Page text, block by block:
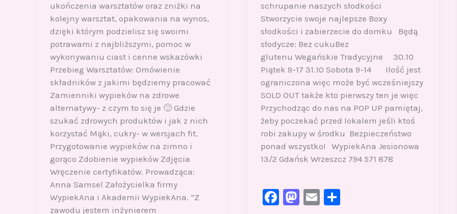
ukończenia warsztatów oraz zniżki na
kolejny warsztat, opakowania na wynos,
dzięki którym podzielisz się swoimi
potrawami z najbliższymi, pomoc w
wykonywaniu ciast i cenne wskazówki
Przebieg Warsztatów: Omówienie
składników z jakimi będziemy pracować
Zamienniki wypieków na zdrowe
alternatywy- z czym to się je 🙂 Gdzie
szukać zdrowych produktów i jak z nich
korzystać Mąki, cukry- w wersjach fit.
Przygotowanie wypieków na zimno i
gorąco Zdobienie wypieków Zdjęcia
Wręczenie certyfikatów. Prowadząca:
Anna Samsel Założycielka firmy
WypiekAna i Akademii WypiekAna. “Z
zawodu jestem inżynierem
schrupanie naszych słodkości
Stworzycie swoje najlepsze Boxy
słodkości i zabierzecie do domku Będą
słodycze: Bez cukuBez
glutenu Wegańskie Tradycyjne 30.10
Piątek 9-17 31.10 Sobota 9-14 Ilość jest
ograniczona więc może być wcześniejszy
SOLD OUT także kto pierwszy ten je więc
Przychodząc do nas na POP UP pamiętaj,
żeby poczekać przed lokalem jeśli ktoś
robi zakupy w środku Bezpieczeństwo
ponad wszystko! WypiekAna Jesionowa
13/2 Gdańsk Wrzeszcz 794 571 878
F
M E S